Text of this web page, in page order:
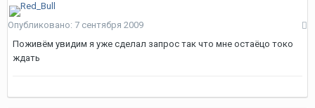
Опубликовано: 7 сентября 2009
Поживём увидим я уже сделал запрос так что мне остаёцо токо
ждать